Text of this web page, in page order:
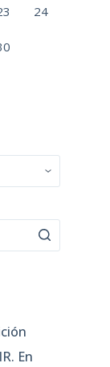
24
En